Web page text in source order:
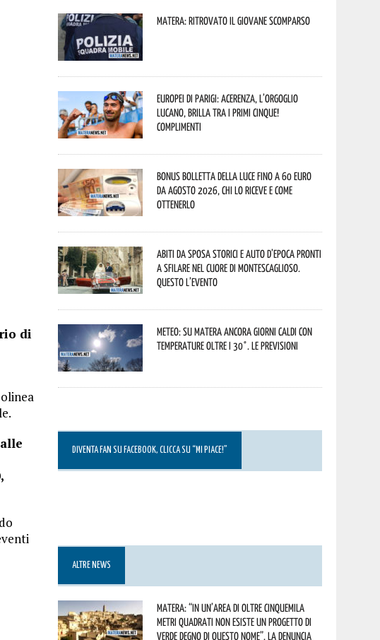
di
Matera: ritrovato il giovane scomparso
Europei di Parigi: Acerenza, l’orgoglio
lucano, brilla tra i primi cinque!
Complimenti
Bonus bolletta della luce fino a 60 euro
da agosto 2026, chi lo riceve e come
ottenerlo
Abiti da sposa storici e auto d’epoca pronti
a sfilare nel cuore di Montescaglioso.
Questo l’evento
Meteo: su Matera ancora giorni caldi con
temperature oltre i 30°. Le previsioni
DIVENTA FAN SU FACEBOOK, CLICCA SU “MI PIACE!”
ALTRE NEWS
Matera: “In un’area di oltre cinquemila
metri quadrati non esiste un progetto di
verde degno di questo nome”. La denuncia